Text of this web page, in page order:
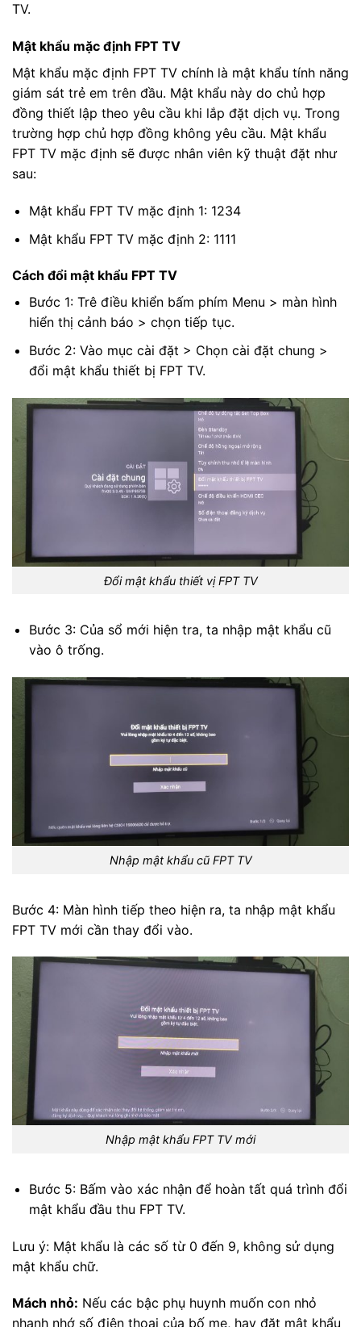
TV.
Mật khẩu mặc định FPT TV
Mật khẩu mặc định FPT TV chính là mật khẩu tính năng
giám sát trẻ em trên đầu. Mật khẩu này do chủ hợp
đồng thiết lập theo yêu cầu khi lắp đặt dịch vụ. Trong
trường hợp chủ hợp đồng không yêu cầu. Mật khẩu
FPT TV mặc định sẽ được nhân viên kỹ thuật đặt như
sau:
Mật khẩu FPT TV mặc định 1: 1234
Mật khẩu FPT TV mặc định 2: 1111
Cách đổi mật khẩu FPT TV
Bước 1: Trê điều khiển bấm phím Menu > màn hình
hiển thị cảnh báo > chọn tiếp tục.
Bước 2: Vào mục cài đặt > Chọn cài đặt chung >
đổi mật khẩu thiết bị FPT TV.
Đổi mật khẩu thiết vị FPT TV
Bước 3: Của sổ mới hiện tra, ta nhập mật khẩu cũ
vào ô trống.
Nhập mật khẩu cũ FPT TV
Bước 4: Màn hình tiếp theo hiện ra, ta nhập mật khẩu
FPT TV mới cần thay đổi vào.
Nhập mật khẩu FPT TV mới
Bước 5: Bấm vào xác nhận để hoàn tất quá trình đổi
mật khẩu đầu thu FPT TV.
Lưu ý: Mật khẩu là các số từ 0 đến 9, không sử dụng
mật khẩu chữ.
Mách nhỏ: Nếu các bậc phụ huynh muốn con nhỏ
nhanh nhớ số điện thoại của bố mẹ, hay đặt mật khẩu